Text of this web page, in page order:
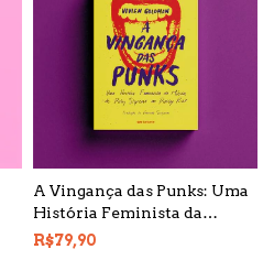
A Vingança das Punks: Uma
História Feminista da
Música, de Poly Styrene ao
R$79,90